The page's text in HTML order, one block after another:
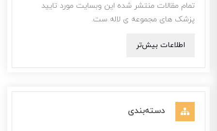
تمام مقالات منتشر شده این وبسایت مورد تایید
پزشک های مجموعه ی لاله ست.
اطلاعات بیش‌تر
دسته‌بندی